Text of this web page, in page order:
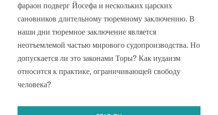
фараон подверг Йосефа и нескольких царских
сановников длительному тюремному заключению. В
наши дни тюремное заключение является
неотъемлемой частью мирового судопроизводства. Но
допускается ли это законами Торы? Как иудаизм
относится к практике, ограничивающей свободу
человека?